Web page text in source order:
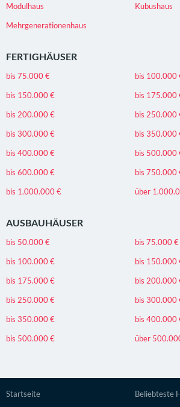
Modulhaus
Kubushaus
Mehrgenerationenhaus
FERTIGHÄUSER
bis 75.000 €
bis 100.000
bis 150.000 €
bis 175.000
bis 200.000 €
bis 250.000
bis 300.000 €
bis 350.000
bis 400.000 €
bis 500.000
bis 600.000 €
bis 750.000
bis 1.000.000 €
über
AUSBAUHÄUSER
bis 50.000 €
bis 75.000 €
bis 100.000 €
bis 150.000
bis 175.000 €
bis 200.000
bis 250.000 €
bis 300.000
bis 350.000 €
bis 400.000
bis 500.000 €
über
Startseite Beliebteste